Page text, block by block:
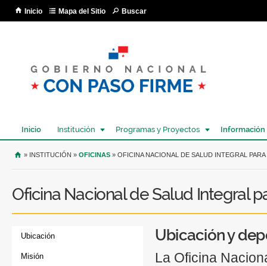
Inicio Mapa del Sitio Buscar
Inicio Institución Programas y Proyectos Información
USTED SE ENCUENTRA AQUÍ
» INSTITUCIÓN » OFICINAS » OFICINA NACIONAL DE SALUD INTEGRAL
Oficina Nacional de Salud Integral
Ubicación
Misión
Ubicación y
La Oficina